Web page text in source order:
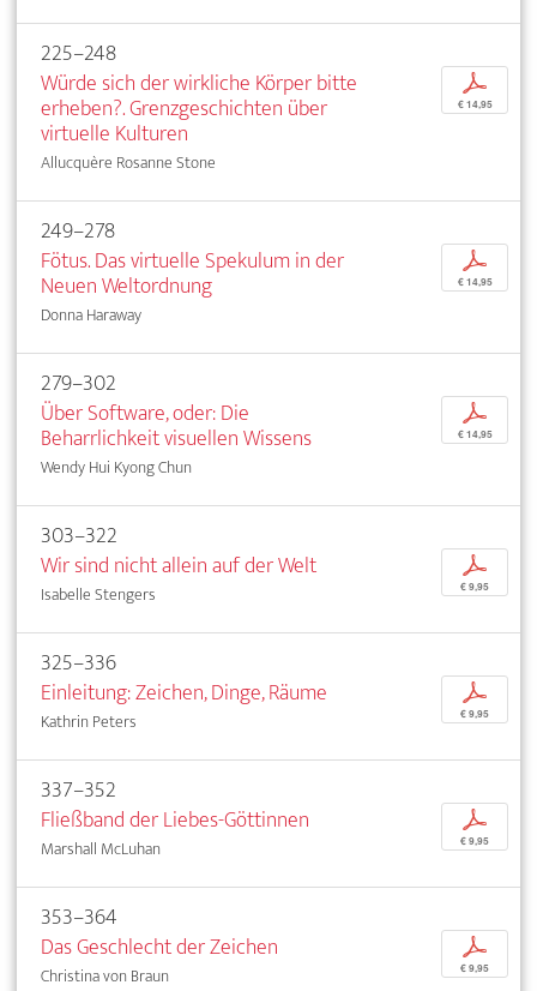
225–248
Würde sich der wirkliche Körper bitte
erheben?. Grenzgeschichten über
virtuelle Kulturen
Allucquère Rosanne Stone
p
€ 14,95
249–278
Fötus. Das virtuelle Spekulum in der
Neuen Weltordnung
Donna Haraway
p
€ 14,95
279–302
Über Software, oder: Die
Beharrlichkeit visuellen Wissens
Wendy Hui Kyong Chun
p
€ 14,95
303–322
Wir sind nicht allein auf der Welt
Isabelle Stengers
p
€ 9,95
325–336
Einleitung: Zeichen, Dinge, Räume
Kathrin Peters
p
€ 9,95
337–352
Fließband der Liebes-Göttinnen
Marshall McLuhan
p
€ 9,95
353–364
Das Geschlecht der Zeichen
Christina von Braun
p
€ 9,95